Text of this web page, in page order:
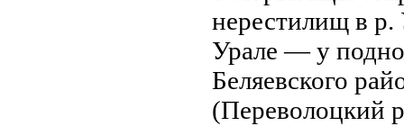
нерестилищ в р.
Урале — у
Беляевского
(Переволоцкий